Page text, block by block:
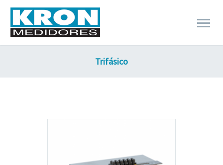
Trifásico